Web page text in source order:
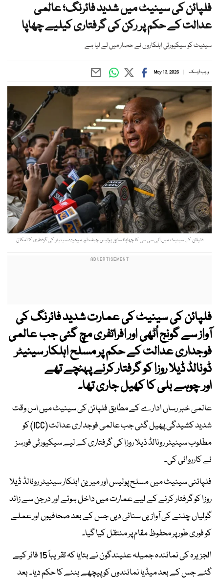
فلپائن کی سینیٹ میں شدید فائرنگ؛ عالمی
عدالت کے حکم پر رکن کی گرفتاری کیلیے چھاپا
سینیٹ کو سیکیورٹی اہلکاروں نے حصار میں لے لیا ہے
ویب ڈیسک May 13, 2026
فلپائن کے سینیٹ میں آئی سی سی کا چھاپا؛ سابق پولیس چیف اور موجودہ سینیٹر کی گرفتاری کا امکان
فلپائن کی سینیٹ کی عمارت شدید فائرنگ کی
آواز سے گونج اُٹھی اور افراتفری مچ گئی جب عالمی
فوجداری عدالت کے حکم پر مسلح اہلکار سینیٹر
ڈونالڈ ڈیلا روزا کو گرفتار کرنے پہنچے تھے
اور چوہے بلی کا کھیل جاری تھا۔
عالمی خبر رساں ادارے کے مطابق فلپائن کی سینیٹ میں اس وقت
شدید کشیدگی پھیل گئی جب عالمی فوجداری عدالت (ICC) کو
مطلوب سینیٹر رونالڈ ڈیلا روزا کی گرفتاری کے لیے سیکیورٹی فورسز
نے کارروائی کی۔
فلپائنی سینیٹ میں مسلح پولیس اور میرین اہلکار سینیٹر رونالڈ ڈیلا
روزا کو گرفتار کرنے کے لیے عمارت میں داخل ہوئے اور درجن سے زائد
گولیاں چلنے کی آوازیں سنائی دیں جس کے بعد صحافیوں اور عملے
کو فوری طور پر محفوظ مقام پر منتقل کیا گیا۔
الجزیرہ کی نمائندہ جمیلہ علیندگون نے بتایا کہ تقریباً 15 فائر کیے
گئے جس کے بعد میڈیا نمائندوں کو پیچھے ہٹنے کا حکم دیا۔ بعد